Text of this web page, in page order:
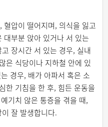
압이 떨어지며, 의식을 잃고
부분 앉아 있거나 서 있는
장시간 서 있는 경우, 실내
은 식당이나 지하철 안에 있
경우, 배가 아파서 혹은 소
한 기침을 한 후, 힘든 운동을
기치 않은 통증을 겪을 때,
잘 발생합니다.